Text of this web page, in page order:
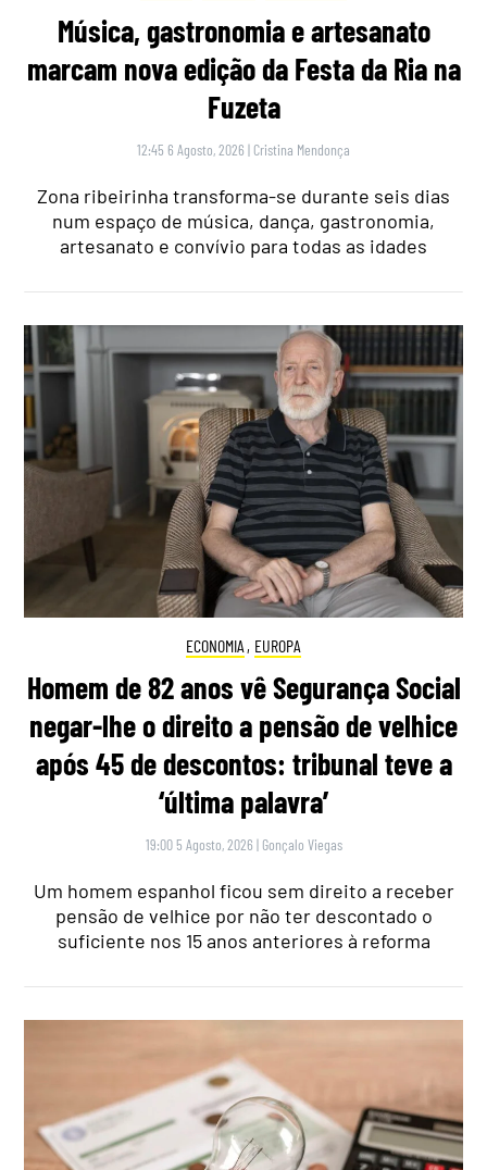
Música, gastronomia e artesanato
marcam nova edição da Festa da Ria na
Fuzeta
12:45 6 Agosto, 2026 | Cristina Mendonça
Zona ribeirinha transforma-se durante seis dias
num espaço de música, dança, gastronomia,
artesanato e convívio para todas as idades
ECONOMIA , EUROPA
Homem de 82 anos vê Segurança Social
negar-lhe o direito a pensão de velhice
após 45 de descontos: tribunal teve a
‘última palavra’
19:00 5 Agosto, 2026 | Gonçalo Viegas
Um homem espanhol ficou sem direito a receber
pensão de velhice por não ter descontado o
suficiente nos 15 anos anteriores à reforma